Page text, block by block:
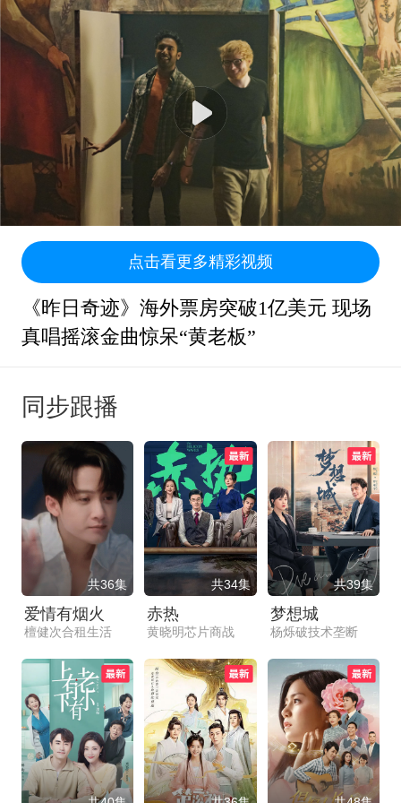
点击看更多精彩视频
《昨日奇迹》海外票房突破1亿美元 现场
真唱摇滚金曲惊呆“黄老板”
同步跟播
共36集
爱情有烟火
檀健次合租生活
共34集
赤热
黄晓明芯片商战
共39集
梦想城
杨烁破技术垄断